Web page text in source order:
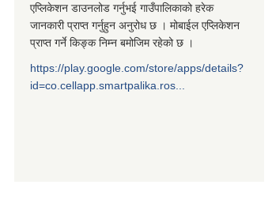
एप्लिकेशन डाउनलोड गर्नुभई गाउँपालिकाको हरेक
जानकारी प्राप्त गर्नुहुन अनुरोध छ । मोबाईल एप्लिकेशन
प्राप्त गर्ने किङ्क निम्न बमोजिम रहेको छ ।
https://play.google.com/store/apps/details?
id=co.cellapp.smartpalika.ros...